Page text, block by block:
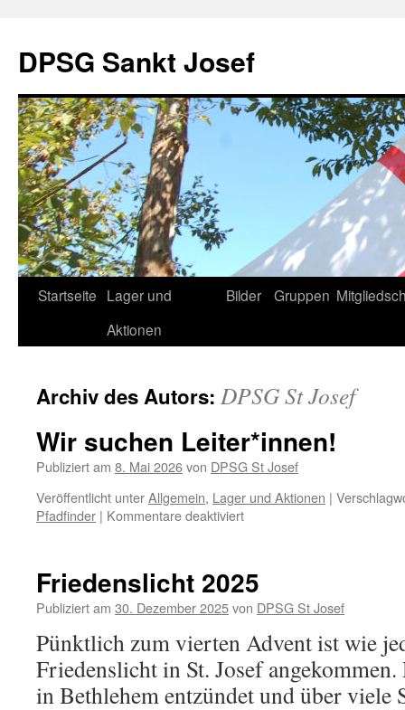
DPSG Sankt Josef
Zum
Startseite Lager und
Aktionen
Bilder Gruppen
Archiv des Autors: DPSG St Josef
Wir suchen Leiter*innen!
Publiziert am 8. Mai 2026von DPSG St Josef
Veröffentlicht unterAllgemein, Lager und Aktionen |
Pfadfinder | Kommentare deaktiviertfür
Friedenslicht 2025
Publiziert am 30. Dezember 2025von DPSG St Josef
Pünktlich zum vierten Advent ist wie
Friedenslicht in St. Josef
in Bethlehem entzündet und über viele